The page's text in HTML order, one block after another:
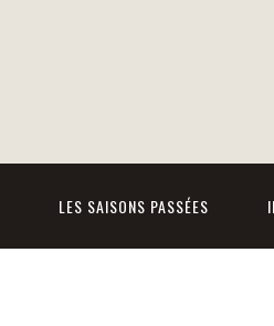
LES SAISONS PASSÉES